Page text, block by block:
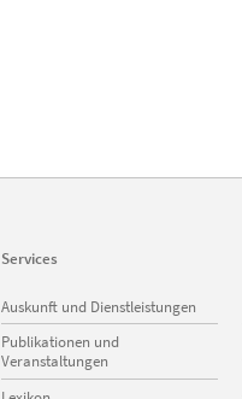
Services
überspringen
Auskunft und Dienstleistungen
Publikationen und
Veranstaltungen